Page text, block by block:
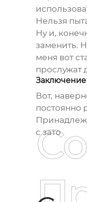
Нельзя
Ну и,
заменить.
меня вот
прослужат
Заключение
Вот,
постоянно
с зато